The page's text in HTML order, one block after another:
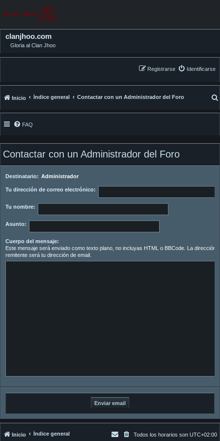
clanjhoo.com
Gloria al Clan Jhoo
Identificarse
Registrarse
Inicio Índice general Contactar con un Administrador del Foro
FAQ
Contactar con un Administrador del Foro
Destinatario: Administrador
Tu dirección de correo electrónico:
Tu nombre:
Asunto:
Cuerpo del mensaje:
Este mensaje será enviado como texto plano, no incluyas HTML o BBCode. La dirección
remitente será tu dirección de email.
Inicio Índice general Todos los horarios son UTC+02:00